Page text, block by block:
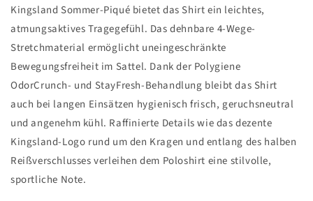
Kingsland Sommer-Piqué bietet das Shirt ein leichtes,
atmungsaktives Tragegefühl. Das dehnbare 4-Wege-
Stretchmaterial ermöglicht uneingeschränkte
Bewegungsfreiheit im Sattel. Dank der Polygiene
OdorCrunch- und StayFresh-Behandlung bleibt das Shirt
auch bei langen Einsätzen hygienisch frisch, geruchsneutral
und angenehm kühl. Raffinierte Details wie das dezente
Kingsland-Logo rund um den Kragen und entlang des halben
Reißverschlusses verleihen dem Poloshirt eine stilvolle,
sportliche Note.